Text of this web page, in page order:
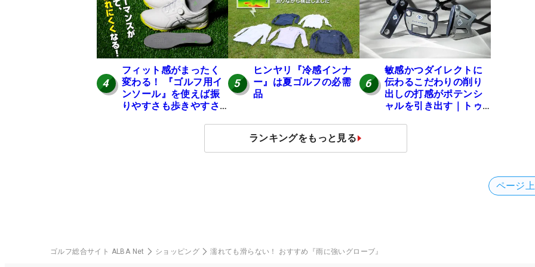
4
フィット感がまったく
変わる！ 『ゴルフ用イ
ンソール』を使えば振
りやすさも歩きやすさ
5
ヒンヤリ『冷感インナ
ー』は夏ゴルフの必需
品
6
敏感かつダイレクトに
伝わるこだわりの削り
出しの打感がポテンシ
ャルを引き出す｜トゥ
ランキングをもっと見る
ページ
ゴルフ総合サイト ALBA Net ショッピング 濡れても滑らない！ おすすめ『雨に強いグローブ』